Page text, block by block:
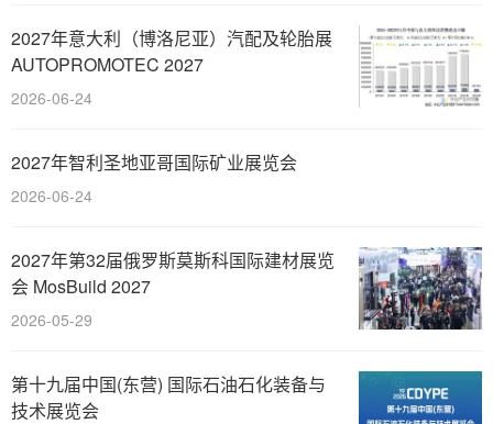
2027年意大利（博洛尼亚）汽配及轮胎展
AUTOPROMOTEC 2027
2026-06-24
2027年智利圣地亚哥国际矿业展览会
2026-06-24
2027年第32届俄罗斯莫斯科国际建材展览
会 MosBuild 2027
2026-05-29
第十九届中国(东营) 国际石油石化装备与
技术展览会